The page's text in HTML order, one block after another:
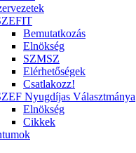
Bemutatkozás
Elnökség
SZMSZ
Elérhetőségek
Csatlakozz!
Nyugdíjas Választmánya
Elnökség
Cikkek